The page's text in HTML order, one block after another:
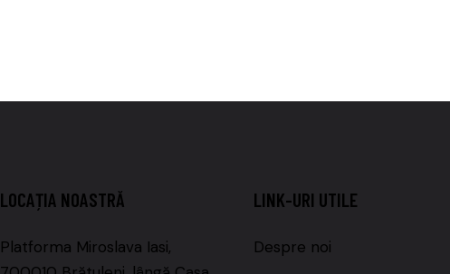
LOCAȚIA NOASTRĂ
Platforma Miroslava Iasi,
LINK-URI UTILE
Despre noi